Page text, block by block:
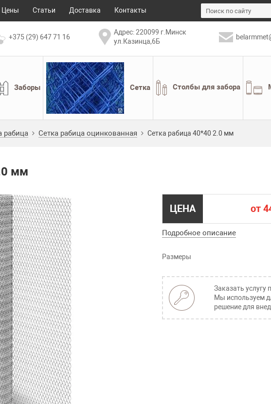
Цены Статьи Доставка Контакты
+375 (29) 647 71 16
Адрес: 220099 г.Минск
ул.Казинца,6Б
Заборы Сетка Столбы для забора
рабица Сетка рабица оцинкованная Сетка рабица 40*40 2.0 мм
мм
ЦЕНА от
Подробное описание
Размеры
Заказать услугу
Мы используем
решение для